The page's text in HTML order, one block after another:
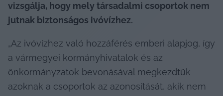
vizsgálja, hogy mely társadalmi csoportok nem
jutnak biztonságos ivóvízhez.
„Az ivóvízhez való hozzáférés emberi alapjog, így
a vármegyei kormányhivatalok és az
önkormányzatok bevonásával megkezdtük
azoknak a csoportok az azonosítását, akik nem